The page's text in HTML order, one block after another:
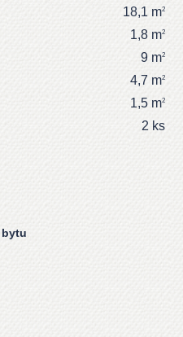
18,1 m2
1,8 m2
9 m2
4,7 m2
1,5 m2
2 ks